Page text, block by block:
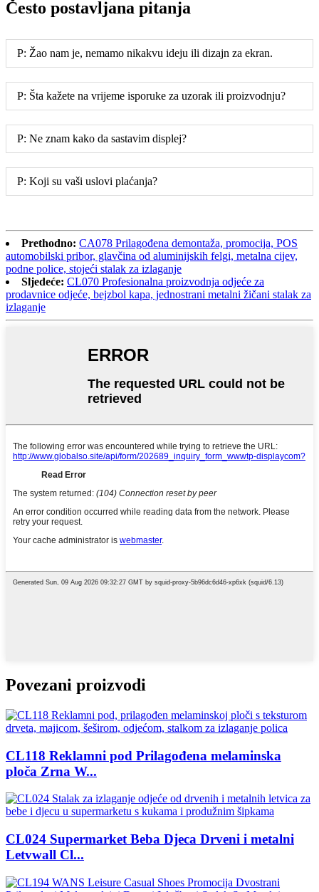
Često postavljana pitanja
P: Žao nam je, nemamo nikakvu ideju ili dizajn za ekran.
P: Šta kažete na vrijeme isporuke za uzorak ili proizvodnju?
P: Ne znam kako da sastavim displej?
P: Koji su vaši uslovi plaćanja?
Prethodno: CA078 Prilagođena demontaža, promocija, POS
automobilski pribor, glavčina od aluminijskih felgi, metalna cijev,
podne police, stojeći stalak za izlaganje
Sljedeće: CL070 Profesionalna proizvodnja odjeće za
prodavnice odjeće, bejzbol kapa, jednostrani metalni žičani stalak za
izlaganje
Povezani proizvodi
CL118 Reklamni pod Prilagođena melaminska
ploča Zrna W...
CL024 Supermarket Beba Djeca Drveni i metalni
Letvwall Cl...